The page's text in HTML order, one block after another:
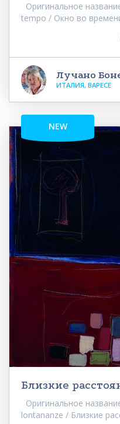
Оригинальное
tempo / Окно во
Лучано
ИТАЛИЯ, ВАРЕСЕ
NEW
Близкие
Оригинальное
lontananze / Близкие